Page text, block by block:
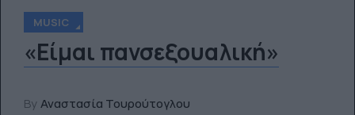
MUSIC
«Είμαι πανσεξουαλική»
By Αναστασία Τουρούτογλου